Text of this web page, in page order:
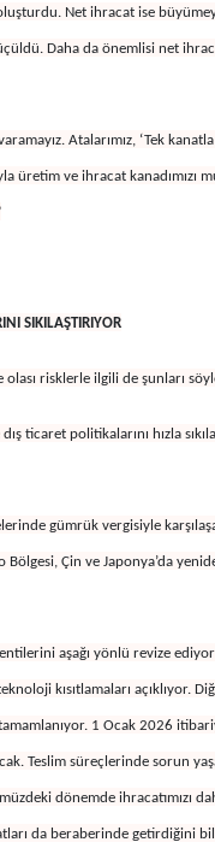
Net ihracat ise
Daha da önemlisi net
Atalarımız, ‘Tek
üretim ve ihracat
SIKILAŞTIRIYOR
risklerle ilgili de şunları
ticaret politikalarını hızla
gümrük vergisiyle
Çin ve Japonya’da
aşağı yönlü revize
kısıtlamaları açıklıyor.
1 Ocak 2026
Teslim süreçlerinde sorun
dönemde ihracatımızı
da beraberinde getirdiğini